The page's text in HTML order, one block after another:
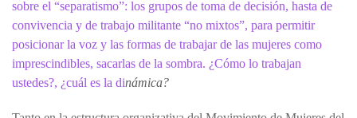
sobre el “separatismo”: los grupos de toma de decisión, hasta de
convivencia y de trabajo militante “no mixtos”, para permitir
posicionar la voz y las formas de trabajar de las mujeres como
imprescindibles, sacarlas de la sombra. ¿Cómo lo trabajan
ustedes?, ¿cuál es la dinámica?